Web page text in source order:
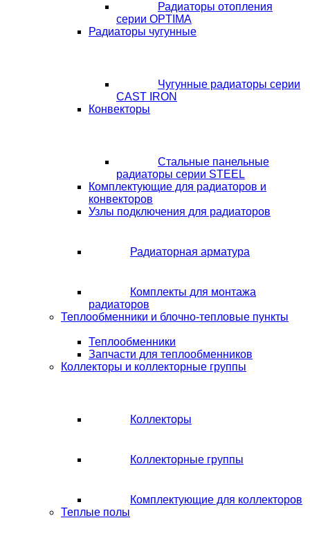
Радиаторы отопления
серии OPTIMA
Радиаторы чугунные
Чугунные радиаторы серии
CAST IRON
Конвекторы
Стальные панельные
радиаторы серии STEEL
Комплектующие для радиаторов и
конвекторов
Узлы подключения для радиаторов
Радиаторная арматура
Комплекты для монтажа
радиаторов
Теплообменники и блочно-тепловые пункты
Теплообменники
Запчасти для теплообменников
Коллекторы и коллекторные группы
Коллекторы
Коллекторные группы
Комплектующие для коллекторов
Теплые полы